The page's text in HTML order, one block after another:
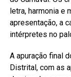
letra, harmonia e
apresentação, a
intérpretes no
A apuração final
Distrital, com as